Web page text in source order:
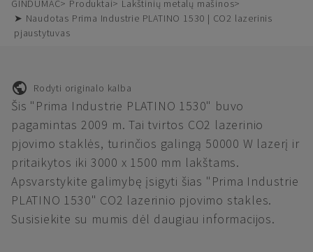
GINDUMAC Produktai
Lakštinių metalų mašinos
➤ Naudotas Prima Industrie PLATINO 1530 | CO2 lazerinis
pjaustytuvas
Rodyti originalo kalba
Šis "Prima Industrie PLATINO 1530" buvo
pagamintas 2009 m. Tai tvirtos CO2 lazerinio
pjovimo staklės, turinčios galingą 50000 W lazerį ir
pritaikytos iki 3000 x 1500 mm lakštams.
Apsvarstykite galimybę įsigyti šias "Prima Industrie
PLATINO 1530" CO2 lazerinio pjovimo stakles.
Susisiekite su mumis dėl daugiau informacijos.